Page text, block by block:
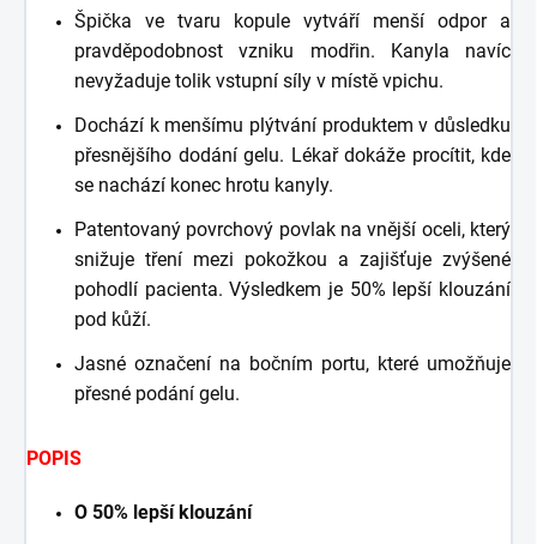
Špička ve tvaru kopule vytváří menší odpor a
pravděpodobnost vzniku modřin. Kanyla navíc
nevyžaduje tolik vstupní síly v místě vpichu.
Dochází k menšímu plýtvání produktem v důsledku
přesnějšího dodání gelu. Lékař dokáže procítit, kde
se nachází konec hrotu kanyly.
Patentovaný povrchový povlak na vnější oceli, který
snižuje tření mezi pokožkou a zajišťuje zvýšené
pohodlí pacienta. Výsledkem je 50% lepší klouzání
pod kůží.
Jasné označení na bočním portu, které umožňuje
přesné podání gelu.
POPIS
O 50% lepší klouzání